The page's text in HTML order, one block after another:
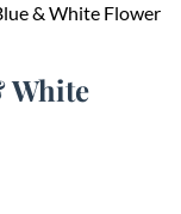
& White Flower
White